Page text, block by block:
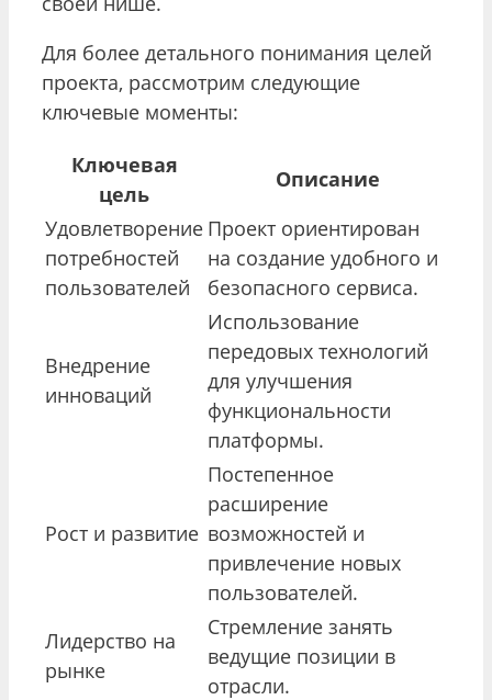
Для более детального понимания целей
проекта, рассмотрим следующие
ключевые моменты:
Ключевая
цель
Описание
Удовлетворение
потребностей
пользователей
Проект ориентирован
на создание удобного и
безопасного сервиса.
Внедрение
инноваций
Использование
передовых технологий
для улучшения
функциональности
платформы.
Рост и развитие
Постепенное
расширение
возможностей и
привлечение новых
пользователей.
Лидерство на
рынке
Стремление занять
ведущие позиции в
отрасли.